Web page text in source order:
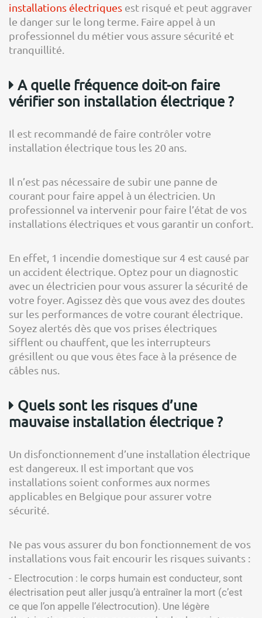
installations électriques est risqué et peut aggraver
le danger sur le long terme. Faire appel à un
professionnel du métier vous assure sécurité et
tranquillité.
A quelle fréquence doit-on faire
vérifier son installation électrique ?
Il est recommandé de faire contrôler votre
installation électrique tous les 20 ans.
Il n’est pas nécessaire de subir une panne de
courant pour faire appel à un électricien. Un
professionnel va intervenir pour faire l’état de vos
installations électriques et vous garantir un confort.
En effet, 1 incendie domestique sur 4 est causé par
un accident électrique. Optez pour un diagnostic
avec un électricien pour vous assurer la sécurité de
votre foyer. Agissez dès que vous avez des doutes
sur les performances de votre courant électrique.
Soyez alertés dès que vos prises électriques
sifflent ou chauffent, que les interrupteurs
grésillent ou que vous êtes face à la présence de
câbles nus.
Quels sont les risques d’une
mauvaise installation électrique ?
Un disfonctionnement d’une installation électrique
est dangereux. Il est important que vos
installations soient conformes aux normes
applicables en Belgique pour assurer votre
sécurité.
Ne pas vous assurer du bon fonctionnement de vos
installations vous fait encourir les risques suivants :
- Electrocution : le corps humain est conducteur, sont
électrisation peut aller jusqu’à entraîner la mort (c’est
ce que l’on appelle l’électrocution). Une légère